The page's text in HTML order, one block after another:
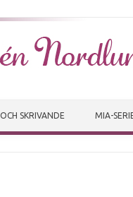
SKRIVANDE MIA-